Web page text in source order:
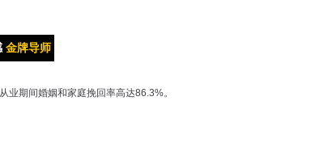
金牌导师
业期间婚姻和家庭挽回率高达86.3%。